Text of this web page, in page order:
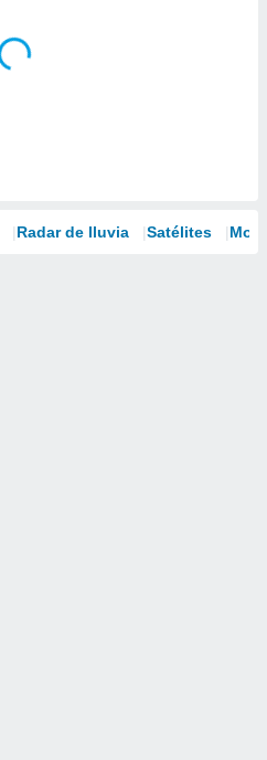
Radar de lluvia Satélites